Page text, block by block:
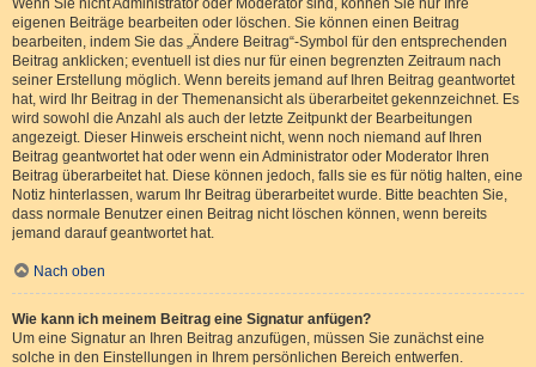
Wenn Sie nicht Administrator oder Moderator sind, können Sie nur Ihre
eigenen Beiträge bearbeiten oder löschen. Sie können einen Beitrag
bearbeiten, indem Sie das „Ändere Beitrag“-Symbol für den entsprechenden
Beitrag anklicken; eventuell ist dies nur für einen begrenzten Zeitraum nach
seiner Erstellung möglich. Wenn bereits jemand auf Ihren Beitrag geantwortet
hat, wird Ihr Beitrag in der Themenansicht als überarbeitet gekennzeichnet. Es
wird sowohl die Anzahl als auch der letzte Zeitpunkt der Bearbeitungen
angezeigt. Dieser Hinweis erscheint nicht, wenn noch niemand auf Ihren
Beitrag geantwortet hat oder wenn ein Administrator oder Moderator Ihren
Beitrag überarbeitet hat. Diese können jedoch, falls sie es für nötig halten, eine
Notiz hinterlassen, warum Ihr Beitrag überarbeitet wurde. Bitte beachten Sie,
dass normale Benutzer einen Beitrag nicht löschen können, wenn bereits
jemand darauf geantwortet hat.
Nach oben
Wie kann ich meinem Beitrag eine Signatur anfügen?
Um eine Signatur an Ihren Beitrag anzufügen, müssen Sie zunächst eine
solche in den Einstellungen in Ihrem persönlichen Bereich entwerfen.